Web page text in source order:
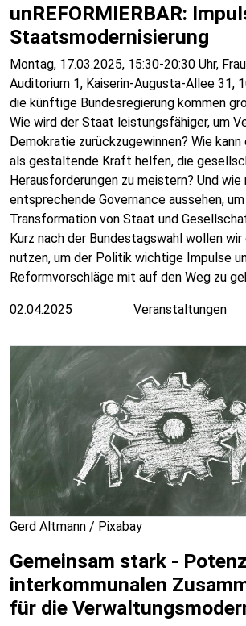
unREFORMIERBAR:
Staatsmodernisierung
Montag, 17.03.2025, 15:30-20:30 Uhr,
Auditorium 1, Kaiserin-Augusta-Allee 31,
die künftige Bundesregierung kommen
Wie wird der Staat leistungsfähiger, um
Demokratie zurückzugewinnen? Wie
als gestaltende Kraft helfen, die
Herausforderungen zu meistern? Und wie
entsprechende Governance aussehen,
Transformation von Staat und
Kurz nach der Bundestagswahl wollen
nutzen, um der Politik wichtige Impulse
Reformvorschläge mit auf den Weg zu
02.04.2025 Veranstaltungen
Gerd Altmann / Pixabay
Gemeinsam stark -
interkommunalen
für die